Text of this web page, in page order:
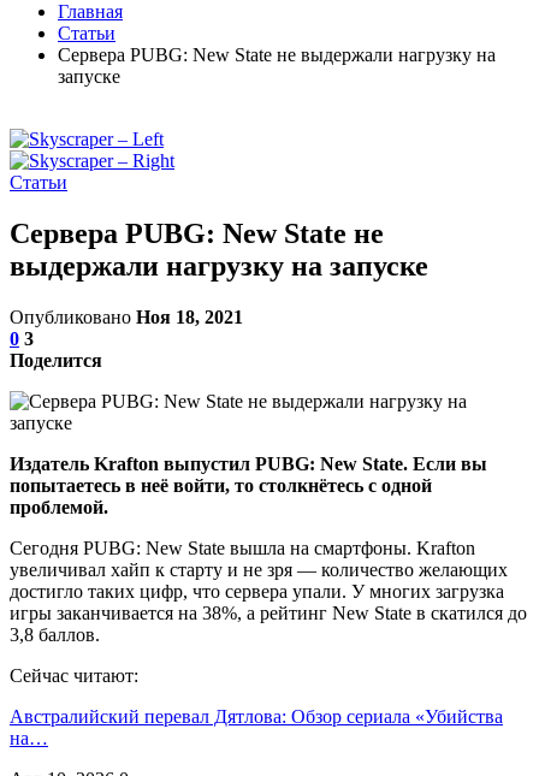
Главная
Статьи
Сервера PUBG: New State не выдержали нагрузку на
запуске
Статьи
Сервера PUBG: New State не
выдержали нагрузку на запуске
Опубликовано Ноя 18, 2021
0 3
Поделится
Издатель Krafton выпустил PUBG: New State. Если вы
попытаетесь в неё войти, то столкнётесь с одной
проблемой.
Сегодня PUBG: New State вышла на смартфоны. Krafton
увеличивал хайп к старту и не зря — количество желающих
достигло таких цифр, что сервера упали. У многих загрузка
игры заканчивается на 38%, а рейтинг New State в скатился до
3,8 баллов.
Сейчас читают:
Австралийский перевал Дятлова: Обзор сериала «Убийства
на…